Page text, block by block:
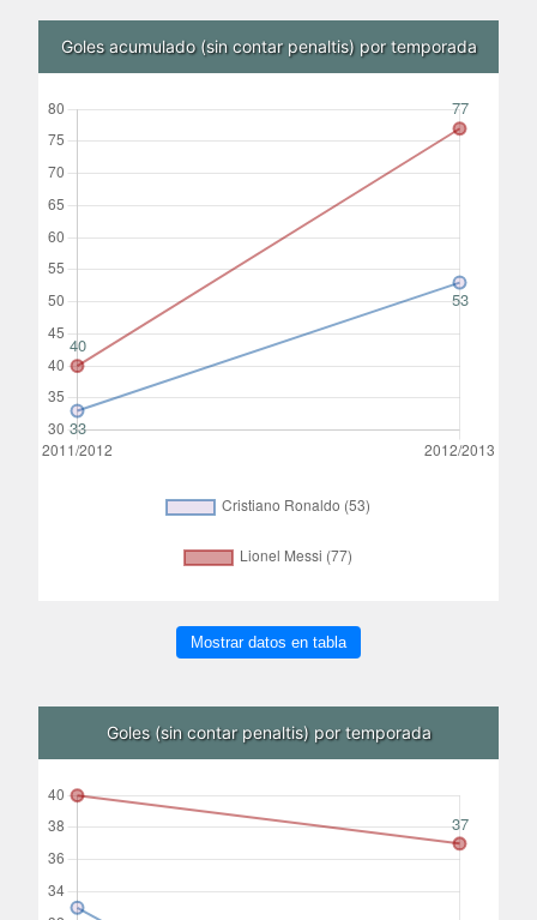
Goles acumulado (sin contar penaltis) por temporada
Mostrar datos en tabla
Goles (sin contar penaltis) por temporada